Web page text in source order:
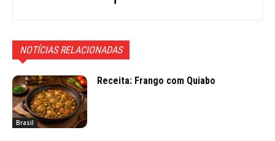
NOTÍCIAS RELACIONADAS
Brasil
Receita: Frango com Quiabo